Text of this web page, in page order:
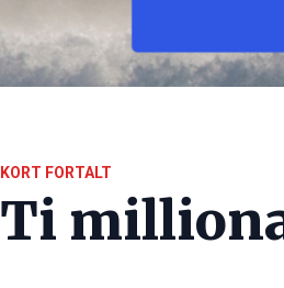
KORT FORTALT
Ti